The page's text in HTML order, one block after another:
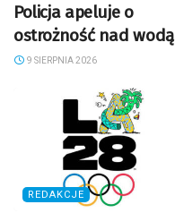
Policja apeluje o
ostrożność nad wodą
9 SIERPNIA 2026
REDAKCJE